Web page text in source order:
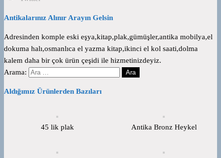
Antikalarınız Alınır Arayın Gelsin
Adresinden komple eski eşya,kitap,plak,gümüşler,antika mobilya,el
dokuma halı,osmanlıca el yazma kitap,ikinci el kol saati,dolma
kalem daha bir çok ürün çeşidi ile hizmetinizdeyiz.
Arama:
Aldığımız Ürünlerden Bazıları
45 lik plak Antika Bronz Heykel